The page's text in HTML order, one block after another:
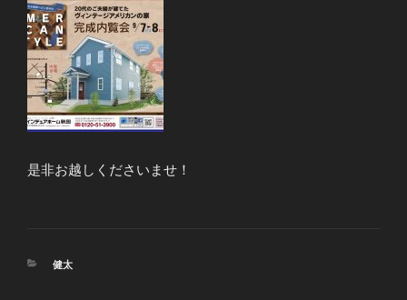
是非お越しくださいませ！
カ
健太